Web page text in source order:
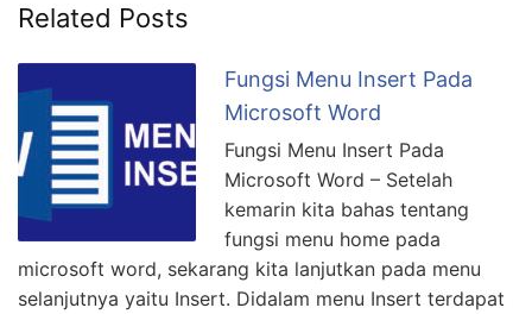
Related Posts
Fungsi Menu Insert Pada
Microsoft Word
Fungsi Menu Insert Pada
Microsoft Word – Setelah
kemarin kita bahas tentang
fungsi menu home pada
microsoft word, sekarang kita lanjutkan pada menu
selanjutnya yaitu Insert. Didalam menu Insert terdapat